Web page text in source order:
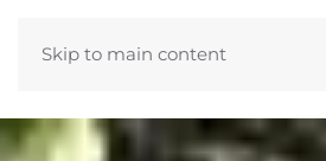
Skip to main content